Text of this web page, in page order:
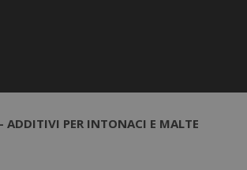
ADDITIVI PER INTONACI E MALTE